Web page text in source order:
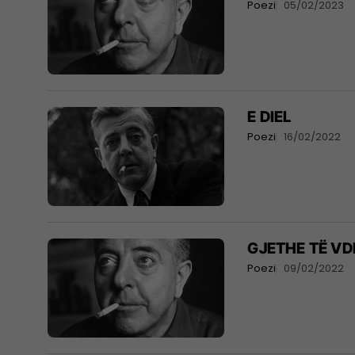
Poezi 05/02/2023
E DIEL
Poezi 16/02/2022
GJETHE TË
Poezi 09/02/2022